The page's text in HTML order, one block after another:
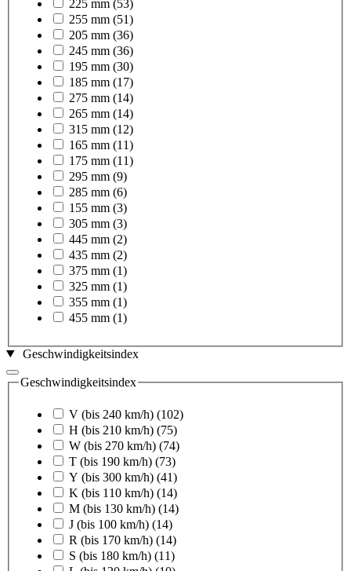
225 mm (53)
255 mm (51)
205 mm (36)
245 mm (36)
195 mm (30)
185 mm (17)
275 mm (14)
265 mm (14)
315 mm (12)
165 mm (11)
175 mm (11)
295 mm (9)
285 mm (6)
155 mm (3)
305 mm (3)
445 mm (2)
435 mm (2)
375 mm (1)
325 mm (1)
355 mm (1)
455 mm (1)
Geschwindigkeitsindex
Geschwindigkeitsindex
V (bis 240 km/h) (102)
H (bis 210 km/h) (75)
W (bis 270 km/h) (74)
T (bis 190 km/h) (73)
Y (bis 300 km/h) (41)
K (bis 110 km/h) (14)
M (bis 130 km/h) (14)
J (bis 100 km/h) (14)
R (bis 170 km/h) (14)
S (bis 180 km/h) (11)